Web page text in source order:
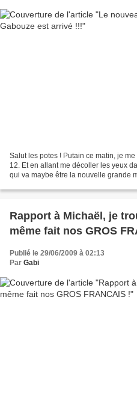
Salut les potes ! Putain ce matin, je
12. Et en allant me décoller les yeux
qui va maybe être la nouvelle grande
Rapport à Michaël, je
même fait nos GROS
Publié le 29/06/2009 à 02:13
Par Gabi